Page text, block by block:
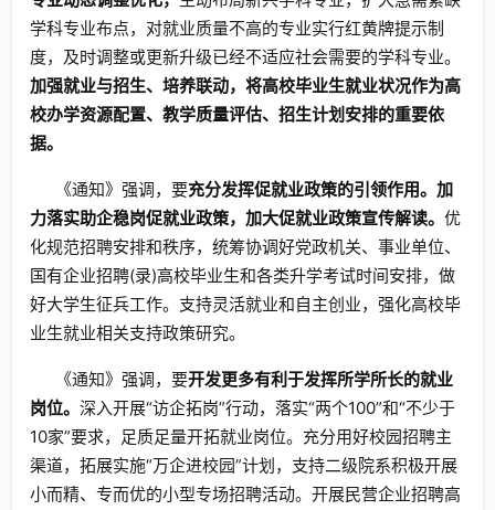
学科专业布点，对就业质量不高的专业实行红黄牌提示制
度，及时调整或更新升级已经不适应社会需要的学科专业。
加强就业与招生、培养联动，将高校毕业生就业状况作为高
校办学资源配置、教学质量评估、招生计划安排的重要依
据。
《通知》强调，要充分发挥促就业政策的引领作用。加
力落实助企稳岗促就业政策，加大促就业政策宣传解读。 优
化规范招聘安排和秩序，统筹协调好党政机关、事业单位、
国有企业招聘(录)高校毕业生和各类升学考试时间安排，做
好大学生征兵工作。支持灵活就业和自主创业，强化高校毕
业生就业相关支持政策研究。
《通知》强调，要开发更多有利于发挥所学所长的就业
岗位。 深入开展“访企拓岗”行动，落实“两个100”和“不少于
10家”要求，足质足量开拓就业岗位。充分用好校园招聘主
渠道，拓展实施“万企进校园”计划，支持二级院系积极开展
小而精、专而优的小型专场招聘活动。开展民营企业招聘高